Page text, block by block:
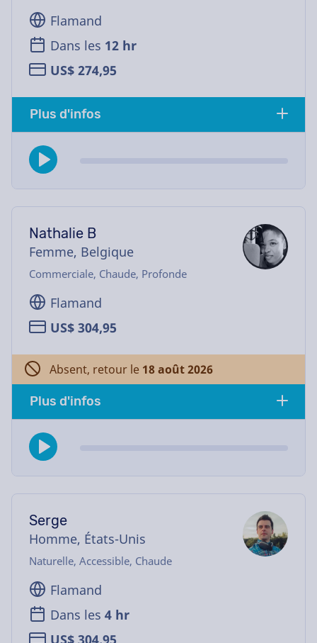
Flamand
Dans les 12 hr
US$ 274,95
Plus d'infos
Nathalie B
Femme, Belgique
Commerciale, Chaude, Profonde
Flamand
US$ 304,95
Absent, retour le 18 août 2026
Plus d'infos
Serge
Homme, États-Unis
Naturelle, Accessible, Chaude
Flamand
Dans les 4 hr
US$ 304,95